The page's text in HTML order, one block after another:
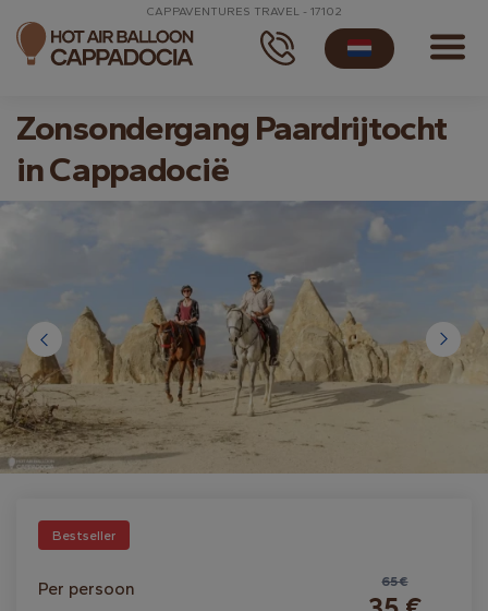
CAPPAVENTURES TRAVEL - 17102
Zonsondergang Paardrijtocht
in Cappadocië
Bestseller
Per persoon
65 €